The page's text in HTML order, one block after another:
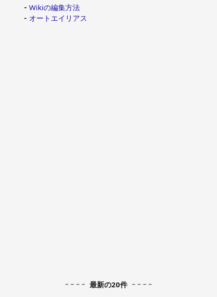
Wikiの編集方法
オートエイリアス
最新の20件